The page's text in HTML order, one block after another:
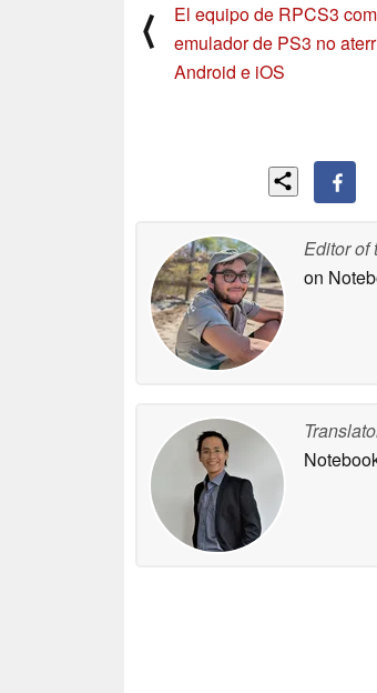
⟨
El equipo de RPCS3
emulador de PS3 no
Android e iOS
Editor of
on